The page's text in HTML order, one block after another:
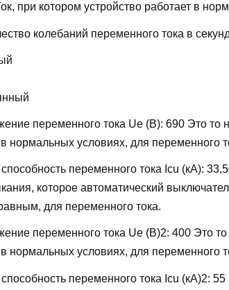
при котором устройство работает в
колебаний переменного тока в
переменного тока Ue (В): 690 Это то
нормальных условиях, для переменного
переменного тока Icu (кА):
которое автоматический
для переменного тока.
переменного тока Ue (В)2: 400 Это
нормальных условиях, для переменного
переменного тока Icu (кА)2: 55